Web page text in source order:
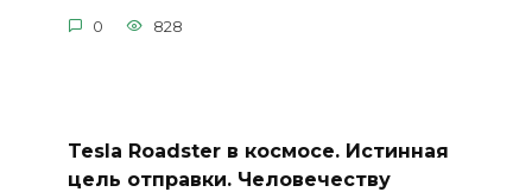
0 828
Tesla Roadster в космосе. Истинная
цель отправки. Человечеству